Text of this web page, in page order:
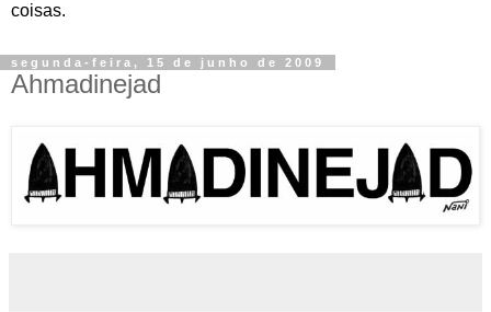
coisas.
segunda-feira, 15 de junho de 2009
Ahmadinejad